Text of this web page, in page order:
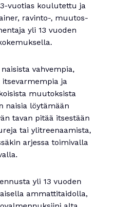
vuotias koulutettu ja
ravinto-, muutos-
yli 13 vuoden
vahvempia,
itsevarmempia ja
muutoksista
naisia löytämään
tavan pitää itsestään
tai ylitreenaamista,
arjessa toimivalla
yli 13 vuoden
ammattitaidolla,